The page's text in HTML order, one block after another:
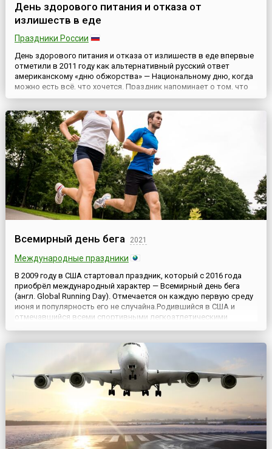
День здорового питания и отказа от
излишеств в еде
Праздники России
День здорового питания и отказа от излишеств в еде впервые
отметили в 2011 году как альтернативный русский ответ
американскому «дню обжорства» — Национальному дню, когда
можно есть всё, что хочется. Праздник напоминает о том, что
ежедневное питание требует внимания и осознанности. Уже
отражает суть.По данным Института питания, в России ...
Всемирный день бега 2021
Международные праздники
В 2009 году в США стартовал праздник, который с 2016 года
приобрёл международный характер — Всемирный день бега
(англ. Global Running Day). Отмечается он каждую первую среду
июня и популярность его не случайна.Родившийся в США и
отмечавшийся всеми спортивными легкоатлетическими